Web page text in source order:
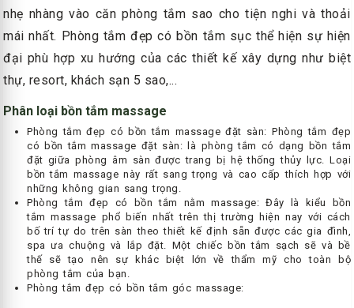
nhẹ nhàng vào căn phòng tắm sao cho tiện nghi và thoải
mái nhất. Phòng tắm đẹp có bồn tắm sục thể hiện sự hiện
đại phù hợp xu hướng của các thiết kế xây dựng như biệt
thự, resort, khách sạn 5 sao,...
Phân loại bồn tắm massage
Phòng tắm đẹp có bồn tắm massage đặt sàn: Phòng tắm đẹp
có bồn tắm massage đặt sàn: là phòng tắm có dạng bồn tắm
đặt giữa phòng âm sàn được trang bị hệ thống thủy lực. Loại
bồn tắm massage này rất sang trọng và cao cấp thích hợp với
những không gian sang trọng.
Phòng tắm đẹp có bồn tắm nằm massage: Đây là kiểu bồn
tắm massage phổ biến nhất trên thị trường hiện nay với cách
bố trí tự do trên sàn theo thiết kế định sẵn được các gia đình,
spa ưa chuộng và lắp đặt. Một chiếc bồn tắm sạch sẽ và bề
thế sẽ tạo nên sự khác biệt lớn về thẩm mỹ cho toàn bộ
phòng tắm của bạn.
Phòng tắm đẹp có bồn tắm góc massage: